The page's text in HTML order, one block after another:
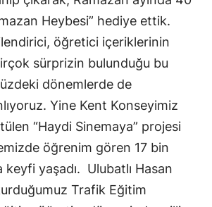
Muğla
Muş
Nevşehir
Niğde
Ordu
Rize
Sakarya
Heybesi” hediye ettik.
öğretici içeriklerinin
sürprizin bulunduğu bu
dönemlerde de
Yine Kent Konseyimiz
“Haydi Sinemaya” projesi
öğrenim gören 17 bin
yaşadı. Ulubatlı Hasan
Trafik Eğitim